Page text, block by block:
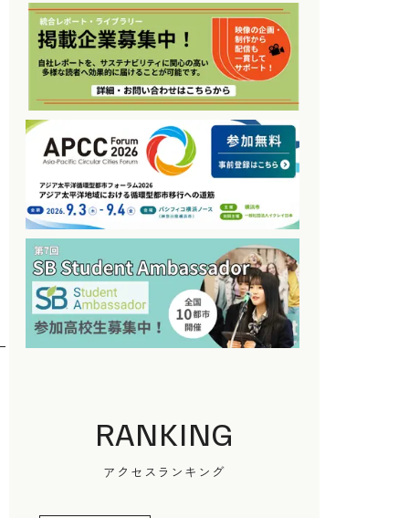
RANKING
アクセスランキング